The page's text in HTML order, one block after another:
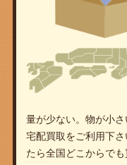
量が少ない。物が小
宅配買取をご利用下
たら全国どこからでも